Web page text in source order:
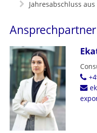
Jahresabschluss
Ansprechpartner